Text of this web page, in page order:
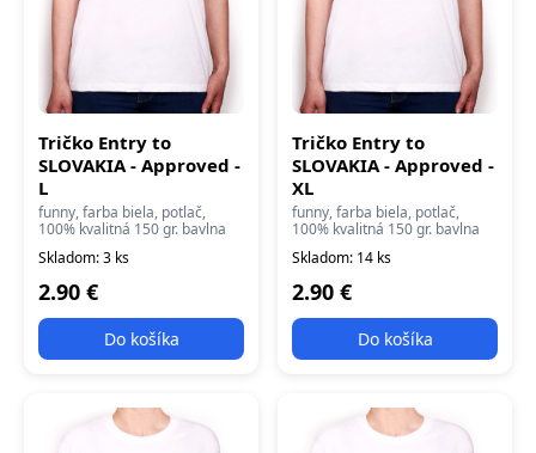
Tričko Entry to
SLOVAKIA - Approved -
L
funny, farba biela, potlač,
100% kvalitná 150 gr. bavlna
Skladom: 3 ks
2.90 €
Do košíka
Tričko Entry to
SLOVAKIA - Approved -
XL
funny, farba biela, potlač,
100% kvalitná 150 gr. bavlna
Skladom: 14 ks
2.90 €
Do košíka